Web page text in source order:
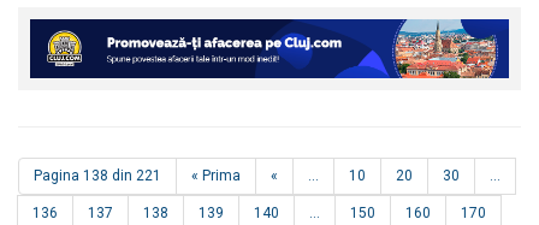
Pagina 138 din 221 « Prima « ... 10 20 30 ...
136 137 138 139 140 ... 150 160 170